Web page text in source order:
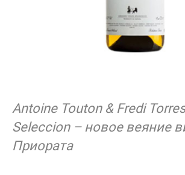
Antoine Touton & Fredi
Seleccion – новое веяние
Приората